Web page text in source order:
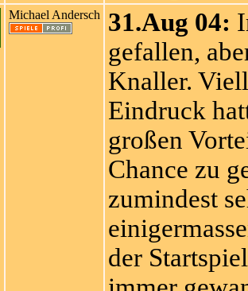
Michael Andersch 31.Aug 04:
gefallen,
Knaller.
Eindruck
großen
Chance zu
zumindest
der